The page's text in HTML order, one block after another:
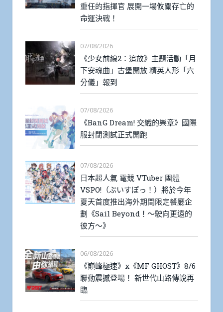
重任的指揮官 展開一場攸關存亡的
命運決戰！
07/08/2026
《少女前線2：追放》主題活動「月
下安魂曲」古堡開放 精英人形「六
分儀」報到
07/08/2026
《BanG Dream! 交織的樂章》國際
服封閉測試正式開跑
07/08/2026
日本超人氣 電競 VTuber 團體
VSPO!（ぶいすぽっ！）將於今年
夏天首度推出海外期間限定餐廳企
劃《Sail Beyond！～駛向更遠的
彼方～》
06/08/2026
《巔峰極速》x《MF GHOST》8/6
聯動震撼登場！ 新世代山路傳說再
臨